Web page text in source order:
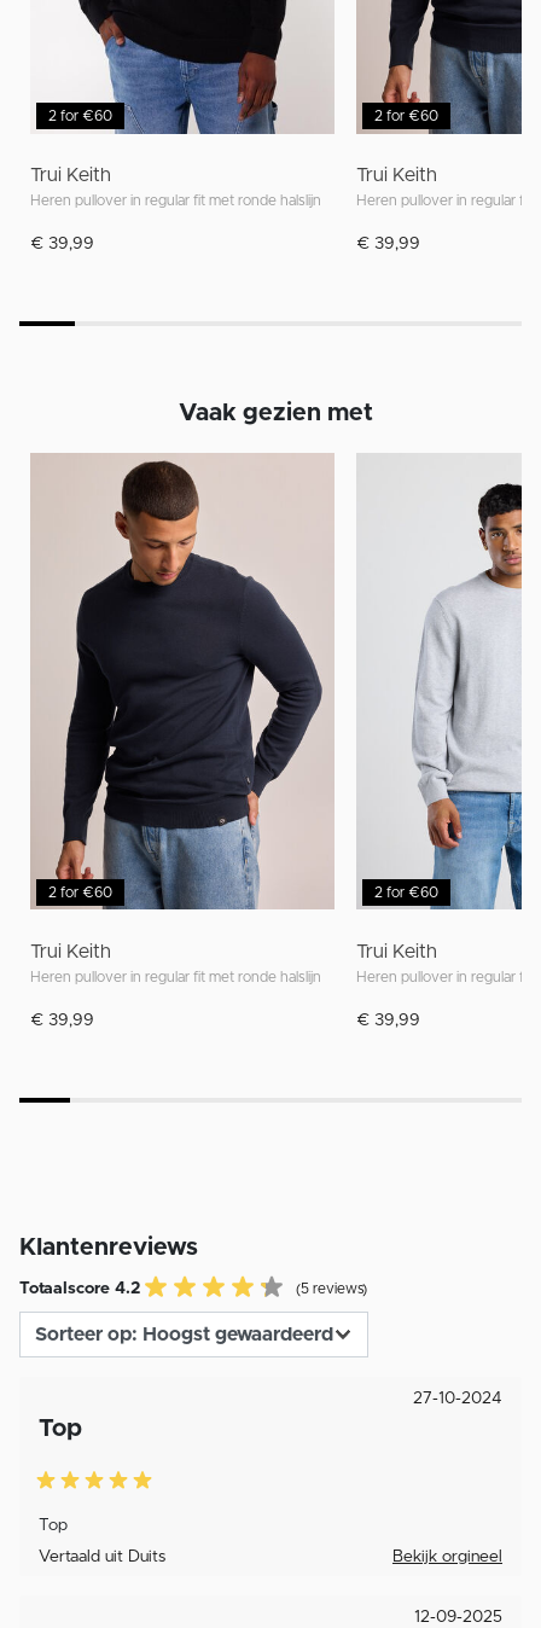
2 for €60
Trui Keith
Heren pullover in regular fit met ronde halslijn
€ 39,99
2 for €60
Trui Keith
Heren pullover in regular fit
€ 39,99
Vaak gezien met
2 for €60
Trui Keith
Heren pullover in regular fit met ronde halslijn
€ 39,99
2 for €60
Trui Keith
Heren pullover in regular fit
€ 39,99
Klantenreviews
Totaalscore 4.2 (5 reviews)
Top
Top
27-10-2024
Vertaald uit Duits Bekijk orgineel
12-09-2025